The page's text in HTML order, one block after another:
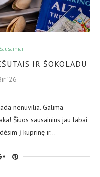
Sausainiai
IR ŠOKOLADU
’26
nenuvilia. Galima
Šiuos sausainius jau labai
į kuprinę ir…